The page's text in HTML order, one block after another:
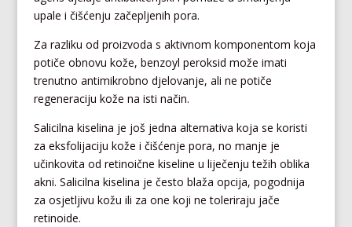
upale i čišćenju začepljenih pora.
Za razliku od proizvoda s aktivnom komponentom koja
potiče obnovu kože, benzoyl peroksid može imati
trenutno antimikrobno djelovanje, ali ne potiče
regeneraciju kože na isti način.
Salicilna kiselina je još jedna alternativa koja se koristi
za eksfolijaciju kože i čišćenje pora, no manje je
učinkovita od retinoične kiseline u liječenju težih oblika
akni. Salicilna kiselina je često blaža opcija, pogodnija
za osjetljivu kožu ili za one koji ne toleriraju jače
retinoide.